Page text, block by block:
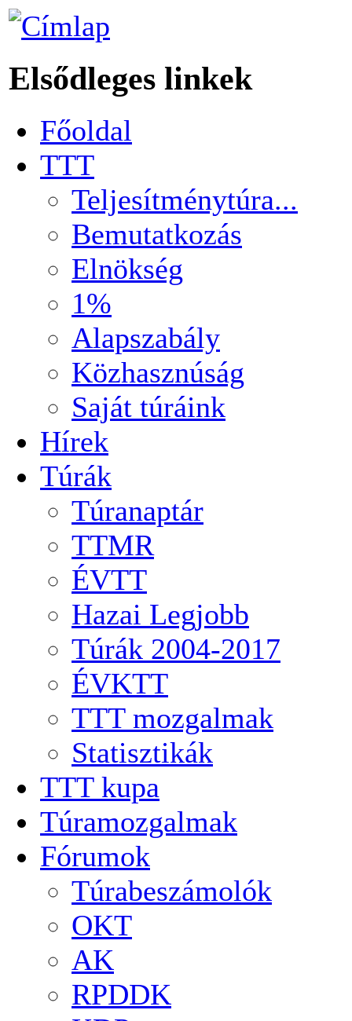
Elsődleges linkek
Főoldal
TTT
Teljesítménytúra...
Bemutatkozás
Elnökség
1%
Alapszabály
Közhasznúság
Saját túráink
Hírek
Túrák
Túranaptár
TTMR
ÉVTT
Hazai Legjobb
Túrák 2004-2017
ÉVKTT
TTT mozgalmak
Statisztikák
TTT kupa
Túramozgalmak
Fórumok
Túrabeszámolók
OKT
AK
RPDDK